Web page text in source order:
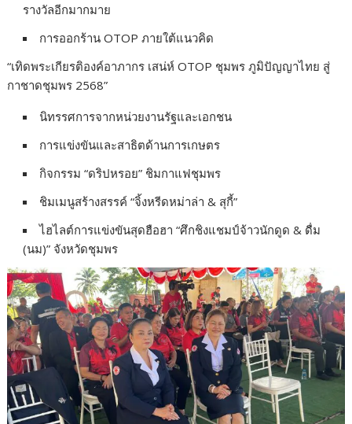
รางวัลอีกมากมาย
การออกร้าน OTOP ภายใต้แนวคิด
“เทิดพระเกียรติองค์อาภากร เสน่ห์ OTOP ชุมพร ภูมิปัญญาไทย สู่
กาชาดชุมพร 2568”
นิทรรศการจากหน่วยงานรัฐและเอกชน
การแข่งขันและสาธิตด้านการเกษตร
กิจกรรม “ดริปหรอย” ชิมกาแฟชุมพร
ชิมเมนูสร้างสรรค์ “จิ้งหรีดหม่าล่า & สุกี้”
ไฮไลต์การแข่งขันสุดฮือฮา “ศึกชิงแชมป์จ้าวนักดูด & ดื่ม
(นม)” จังหวัดชุมพร